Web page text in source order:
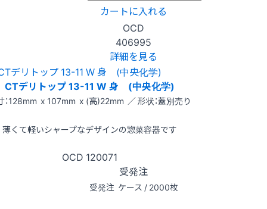
カートに入れる
OCD
406995
詳細を見る
CTデリトップ 13-11 W 身 (中央化学)
：128mm x 107mm x (高)22mm ／ 形状：蓋別売り
薄くて軽いシャープなデザインの惣菜容器です
OCD 120071
受発注
受発注 ケース / 2000枚